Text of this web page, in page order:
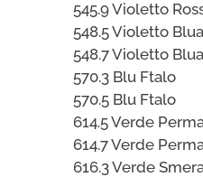
545.9 Violetto
548.5 Violetto
548.7 Violetto
570.3 Blu Ftalo
570.5 Blu Ftalo
614.5 Verde
614.7 Verde
616.3 Verde